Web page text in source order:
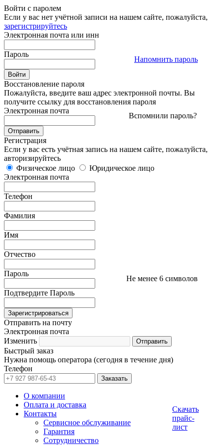
Войти с паролем
Если у вас нет учётной записи на нашем сайте, пожалуйста,
зарегистрируйтесь
Электронная почта или инн
Пароль
Напомнить пароль
Восстановление пароля
Пожалуйста, введите ваш адрес электронной почты. Вы
получите ссылку для восстановления пароля
Электронная почта
Вспомнили пароль?
Регистрация
Если у вас есть учётная запись на нашем сайте, пожалуйста,
авторизируйтесь
Физическое лицо
Юридическое лицо
Электронная почта
Телефон
Фамилия
Имя
Отчество
Пароль
Не менее 6 символов
Подтвердите Пароль
Отправить на почту
Электронная почта
Изменить
Быстрый заказ
Нужна помощь оператора (сегодня в течение дня)
Телефон
О компании
Оплата и доставка
Контакты
Сервисное обслуживание
Гарантия
Сотрудничество
Скачать
прайс-
лист